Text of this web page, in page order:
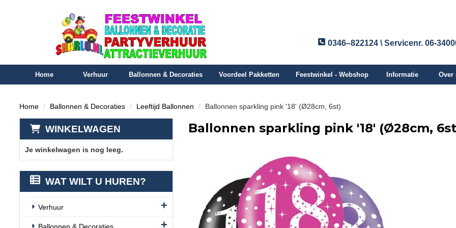
0346–822124 \ Servicenr. 06-
Home Verhuur Ballonnen & Decoraties Voordeel Pakketten Feestwinkel - Webshop Informatie Over
Home Ballonnen & Decoraties Leeftijd Ballonnen Ballonnen sparkling pink '18' (Ø28cm, 6st)
WINKELWAGEN
Je winkelwagen is nog leeg.
WAT WILT U HUREN?
Verhuur
Ballonnen sparkling pink '18' (Ø28cm,